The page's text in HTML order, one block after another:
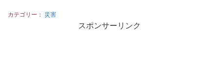
カテゴリー： 災害
スポンサーリンク